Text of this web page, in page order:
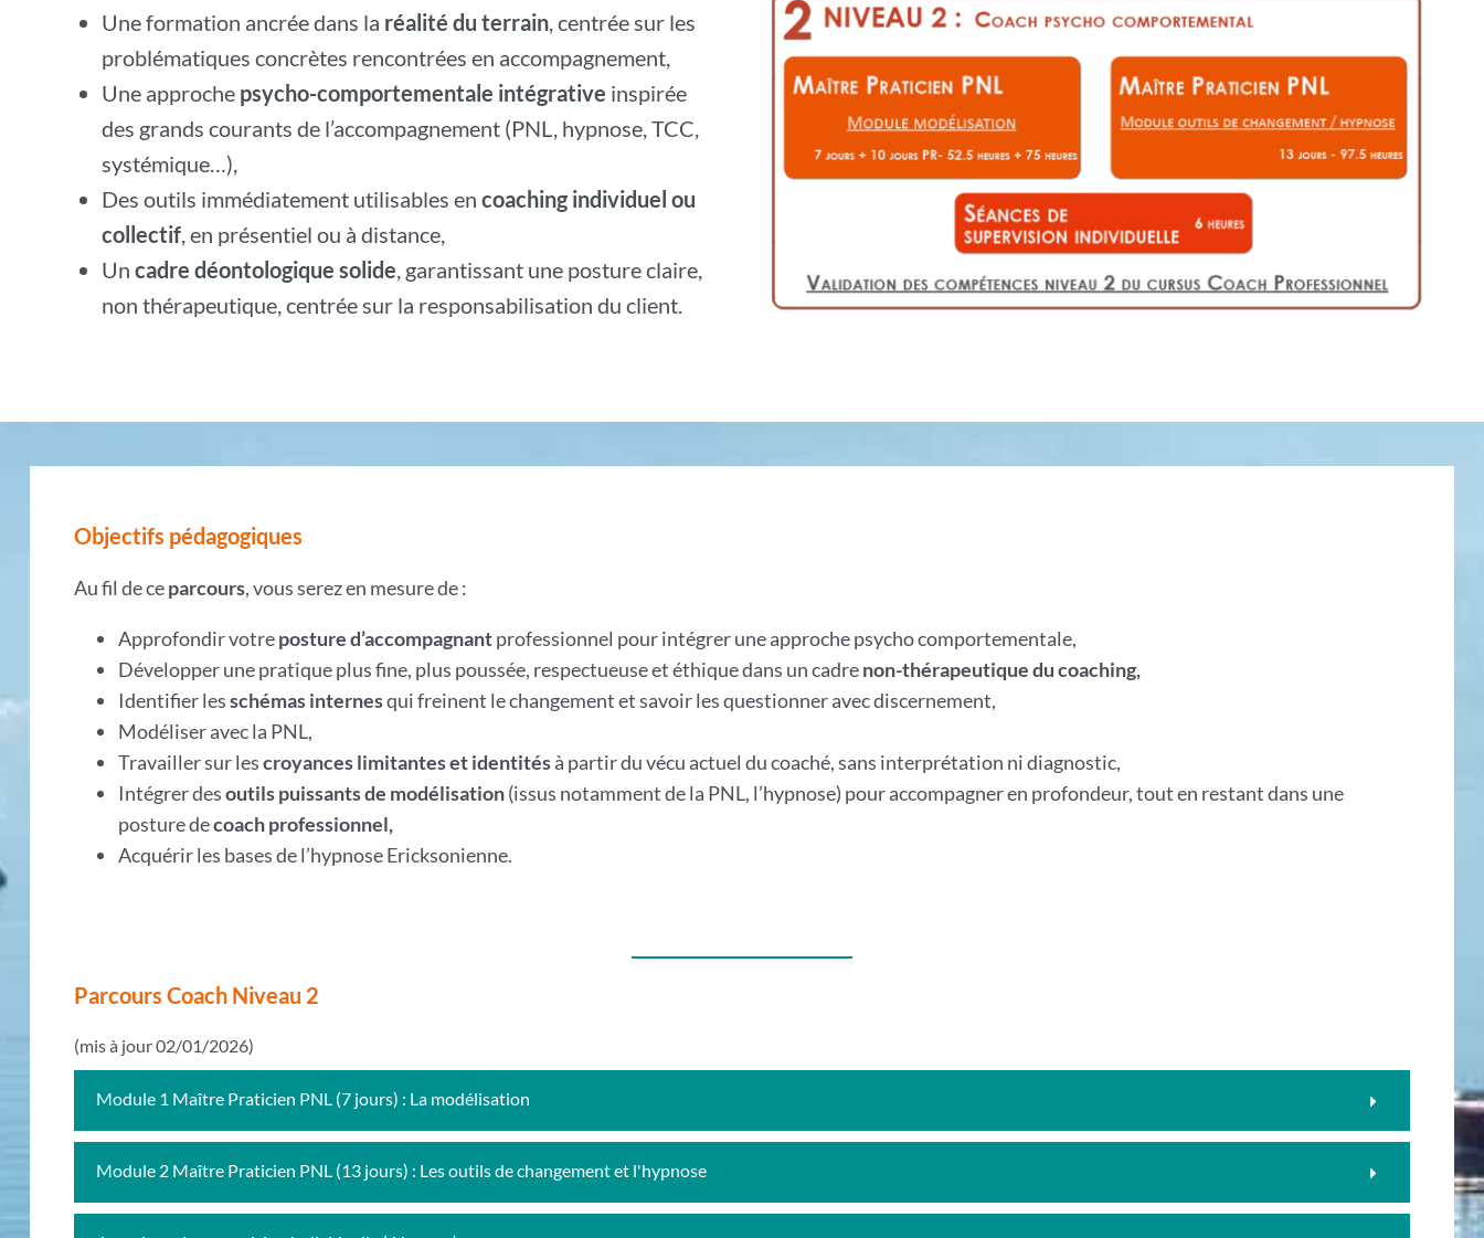
Une formation ancrée dans la réalité du terrain, centrée sur les
problématiques concrètes rencontrées en accompagnement,
Une approche psycho-comportementale intégrative inspirée
des grands courants de l’accompagnement (PNL, hypnose, TCC,
systémique…),
Des outils immédiatement utilisables en coaching individuel ou
collectif, en présentiel ou à distance,
Un cadre déontologique solide, garantissant une posture claire,
non thérapeutique, centrée sur la responsabilisation du client.
Objectifs pédagogiques
Au fil de ceparcours, vous serez en mesure de :
Approfondir votreposture d’accompagnantprofessionnel pour intégrer une approche psycho comportementale,
Développer une pratique plus fine, plus poussée, respectueuse et éthique dans un cadrenon-thérapeutique du coaching,
Identifier lesschémas internesqui freinent le changement et savoir les questionner avec discernement,
Modéliser avec la PNL,
Travailler sur lescroyances limitantes et identitésà partir du vécu actuel du coaché, sans interprétation ni diagnostic,
Intégrer desoutils puissants de modélisation(issus notamment de la PNL, l’hypnose) pour accompagner en profondeur, tout en restant dans une
posture decoach professionnel,
Acquérir les bases de l’hypnose Ericksonienne.
Parcours Coach Niveau 2
(mis à jour 02/01/2026)
Module 1 Maître Praticien PNL (7 jours) : La modélisation
Module 2 Maître Praticien PNL (13 jours) : Les outils de changement et l'hypnose